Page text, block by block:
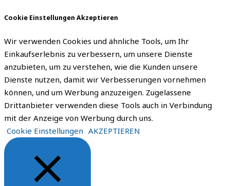
Cookie Einstellungen Akzeptieren
Wir verwenden Cookies und ähnliche Tools, um Ihr
Einkaufserlebnis zu verbessern, um unsere Dienste
anzubieten, um zu verstehen, wie die Kunden unsere
Dienste nutzen, damit wir Verbesserungen vornehmen
können, und um Werbung anzuzeigen. Zugelassene
Drittanbieter verwenden diese Tools auch in Verbindung
mit der Anzeige von Werbung durch uns.
Cookie Einstellungen AKZEPTIEREN